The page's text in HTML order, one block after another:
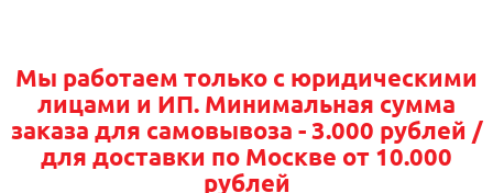
Мы работаем только с юридическими
лицами и ИП. Минимальная сумма
заказа для самовывоза - 3.000 рублей /
для доставки по Москве от 10.000
рублей